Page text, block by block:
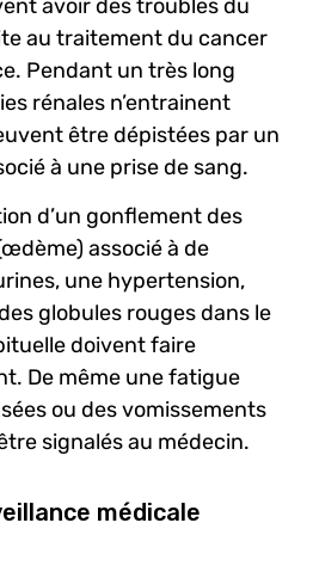
avoir des troubles du
au traitement du cancer
Pendant un très long
rénales n’entrainent
être dépistées par un
à une prise de sang.
d’un gonflement des
associé à de
une hypertension,
globules rouges dans le
doivent faire
De même une fatigue
ou des vomissements
signalés au médecin.
médicale